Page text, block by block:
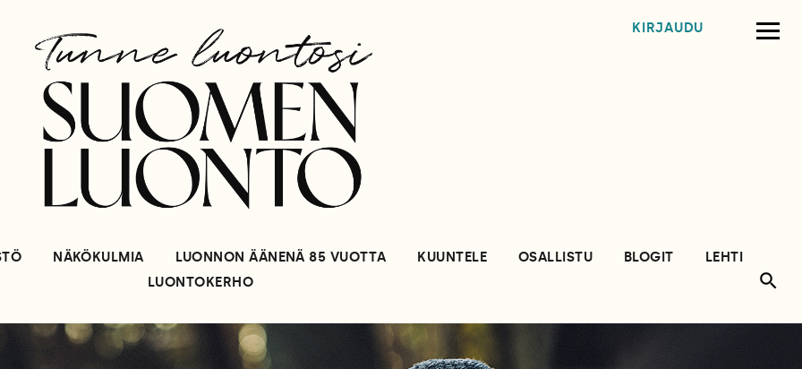
KIRJAUDU
NÄKÖKULMIA LUONNON ÄÄNENÄ 85 VUOTTA KUUNTELE OSALLISTU BLOGIT
LEHTI
LUONTOKERHO